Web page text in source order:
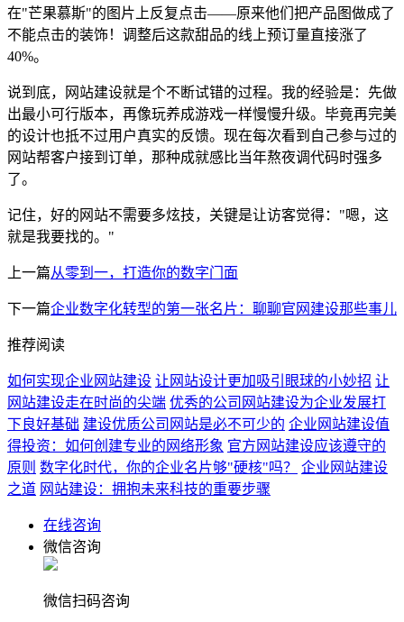
在"芒果慕斯"的图片上反复点击——原来他们把产品图做成了
不能点击的装饰！调整后这款甜品的线上预订量直接涨了
40%。
说到底，网站建设就是个不断试错的过程。我的经验是：先做
出最小可行版本，再像玩养成游戏一样慢慢升级。毕竟再完美
的设计也抵不过用户真实的反馈。现在每次看到自己参与过的
网站帮客户接到订单，那种成就感比当年熬夜调代码时强多
了。
记住，好的网站不需要多炫技，关键是让访客觉得："嗯，这
就是我要找的。"
上一篇从零到一，打造你的数字门面
下一篇企业数字化转型的第一张名片：聊聊官网建设那些事儿
推荐阅读
如何实现企业网站建设 让网站设计更加吸引眼球的小妙招 让
网站建设走在时尚的尖端 优秀的公司网站建设为企业发展打
下良好基础 建设优质公司网站是必不可少的 企业网站建设值
得投资：如何创建专业的网络形象 官方网站建设应该遵守的
原则 数字化时代，你的企业名片够"硬核"吗？
企业网站建设
之道 网站建设：拥抱未来科技的重要步骤
在线咨询
微信咨询
微信扫码咨询